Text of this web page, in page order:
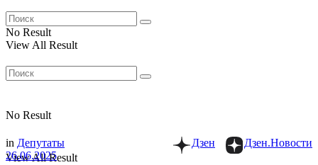
No Result
View All Result
No Result
View All Result
Дзен.Новости
Дзен
in Депутаты
26.06.2025